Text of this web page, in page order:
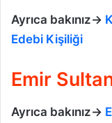
Ayrıca bakınız->
Edebi Kişiliği
Emir
Ayrıca bakınız->